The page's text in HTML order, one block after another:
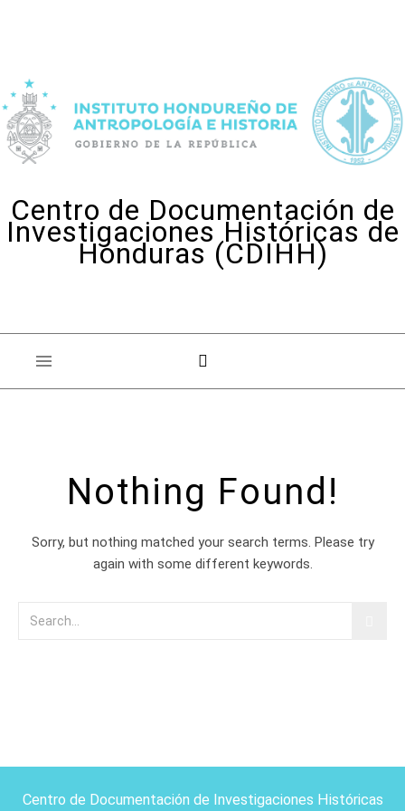
Centro de Documentación de
Investigaciones Históricas de
Honduras (CDIHH)
Nothing Found!
Sorry, but nothing matched your search terms. Please try
again with some different keywords.
Centro de Documentación de Investigaciones Históricas